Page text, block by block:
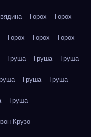
Горох Горох
Горох Горох Горох
Груша Груша Груша
Груша Груша
Груша
Крузо